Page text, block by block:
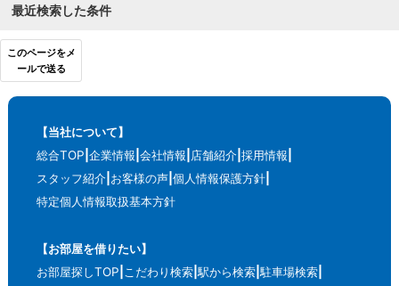
最近検索した条件
このページをメ
ールで送る
【当社について】
総合TOP 企業情報 会社情報 店舗紹介 採用情報
スタッフ紹介 お客様の声 個人情報保護方針
特定個人情報取扱基本方針
【お部屋を借りたい】
お部屋探しTOP こだわり検索 駅から検索 駐車場検索